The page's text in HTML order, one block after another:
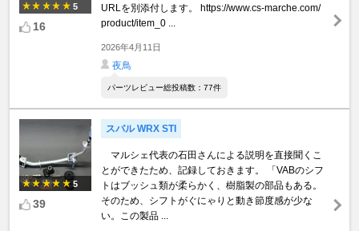
5
16
URLを別添付します。 https://www.cs-marche.com/
product/item_0 ...
2026年4月11日
夜鳥
パーツレビュー総投稿数：77件
5
39
スバル WRX STI
マルシェ代表の石田さんによる説明を直接聞くこ
とができたため、記録しておきます。 「VABのシフ
トはブッシュ類が柔らかく、樹脂製の部品もある。
そのため、シフトがぐにゃりと動き節度感が少な
い。この製品 ...